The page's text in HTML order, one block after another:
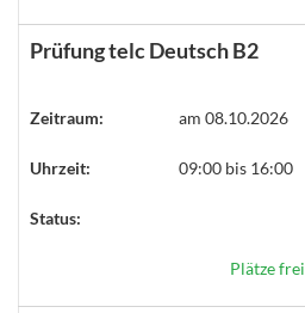
Prüfung telc Deutsch B2
Zeitraum: am 08.10.2026
Uhrzeit: 09:00 bis 16:00
Status:
Plätze frei